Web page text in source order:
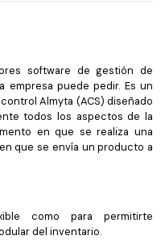
software de gestión de
empresa puede pedir. Es un
Almyta (ACS) diseñado
todos los aspectos de la
en que se realiza una
que se envía un producto a
como para permitirte
del inventario.